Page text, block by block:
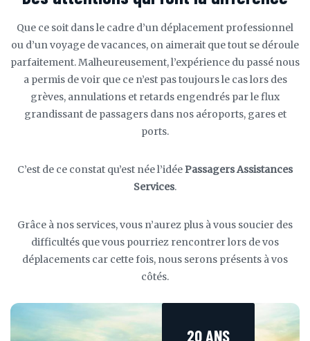
Un accueil personnalisé pour vos clients individuels et
dans toutes les principales gares de France.
CONTACTEZ-NOUS
EN SAVOIR PLUS
Nos équipes sont présentes 24h/24 pour accueillir, encadrer
guider vos clients dans les différentes étapes lors de leur
passage dans les aéroports.
CONTACTEZ-NOUS
EN SAVOIR PLUS
Que ce soit dans le cadre d’un déplacement professionnel
ou d’un voyage de vacances, on aimerait que tout se déroule
parfaitement. Malheureusement, l’expérience du passé nous
a permis de voir que ce n’est pas toujours le cas lors des
grèves, annulations et retards engendrés par le flux
grandissant de passagers dans nos aéroports, gares et
ports.
C’est de ce constat qu’est née l’idéePassagers Assistances
Services.
Grâce à nos services, vous n’aurez plus à vous soucier des
difficultés que vous pourriez rencontrer lors de vos
déplacements car cette fois, nous serons présents à vos
côtés.
20 ANS